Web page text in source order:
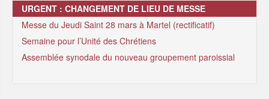
URGENT : CHANGEMENT DE LIEU DE MESSE
Messe du Jeudi Saint 28 mars à Martel (rectificatif)
Semaine pour l’Unité des Chrétiens
Assemblée synodale du nouveau groupement paroissial